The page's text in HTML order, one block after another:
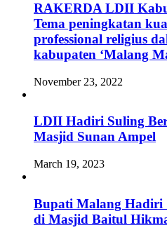
RAKERDA LDII
Tema peningkatan
professional religius
kabupaten ‘Malang
November 23, 2022
LDII Hadiri Suling
Masjid Sunan Ampel
March 19, 2023
Bupati Malang Hadiri
di Masjid Baitul